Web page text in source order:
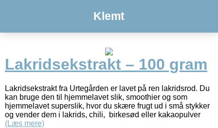
Klemt
Lakridsekstrakt – 100 gram
Lakridsekstrakt fra Urtegården er lavet på ren lakridsrod. Du
kan bruge den til hjemmelavet slik, smoothier og som
hjemmelavet superslik, hvor du skære frugt ud i små stykker
og vender dem i lakrids, chili, birkesød eller kakaopulver
(Læs mere)